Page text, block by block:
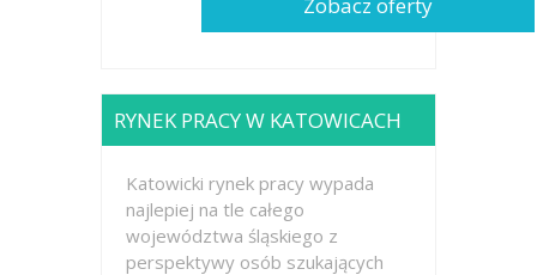
RYNEK PRACY W KATOWICACH
Katowicki rynek pracy wypada
najlepiej na tle całego
województwa śląskiego z
perspektywy osób szukających